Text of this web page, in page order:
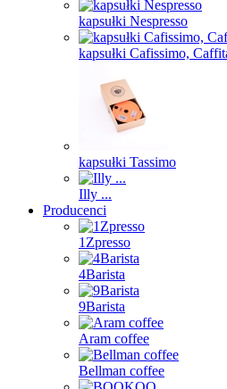
kapsułki Nespresso
kapsułki Cafissimo,
kapsułki Tassimo
Illy ...
Producenci
1Zpresso
4Barista
9Barista
Aram coffee
Bellman coffee